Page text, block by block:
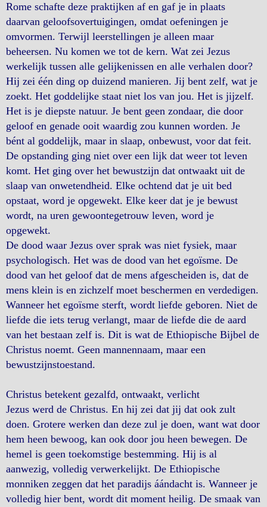
Rome schafte deze praktijken af ​​en gaf je in plaats
daarvan geloofsovertuigingen, omdat oefeningen je
omvormen. Terwijl leerstellingen je alleen maar
beheersen. Nu komen we tot de kern. Wat zei Jezus
werkelijk tussen alle gelijkenissen en alle verhalen door?
Hij zei één ding op duizend manieren. Jij bent zelf, wat je
zoekt. Het goddelijke staat niet los van jou. Het is jijzelf.
Het is je diepste natuur. Je bent geen zondaar, die door
geloof en genade ooit waardig zou kunnen worden. Je
bént al goddelijk, maar in slaap, onbewust, voor dat feit.
De opstanding ging niet over een lijk dat weer tot leven
komt. Het ging over het bewustzijn dat ontwaakt uit de
slaap van onwetendheid. Elke ochtend dat je uit bed
opstaat, word je opgewekt. Elke keer dat je je bewust
wordt, na uren gewoontegetrouw leven, word je
opgewekt.
De dood waar Jezus over sprak was niet fysiek, maar
psychologisch. Het was de dood van het egoïsme. De
dood van het geloof dat de mens afgescheiden is, dat de
mens klein is en zichzelf moet beschermen en verdedigen.
Wanneer het egoïsme sterft, wordt liefde geboren. Niet de
liefde die iets terug verlangt, maar de liefde die de aard
van het bestaan ​​zelf is. Dit is wat de Ethiopische Bijbel de
Christus noemt. Geen mannennaam, maar een
bewustzijnstoestand.
Christus betekent gezalfd, ontwaakt, verlicht
Jezus werd de Christus. En hij zei dat jij dat ook zult
doen. Grotere werken dan deze zul je doen, want wat door
hem heen bewoog, kan ook door jou heen bewegen. De
hemel is geen toekomstige bestemming. Hij is al
aanwezig, volledig verwerkelijkt. De Ethiopische
monniken zeggen dat het paradijs áándacht is. Wanneer je
volledig hier bent, wordt dit moment heilig. De smaak van